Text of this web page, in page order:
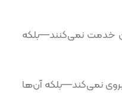
خدمت نمی‌کنند—بلکه
نمی‌کند—بلکه آن‌ها